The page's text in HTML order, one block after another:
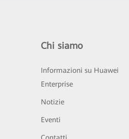
Chi siamo
Informazioni su Huawei
Enterprise
Notizie
Eventi